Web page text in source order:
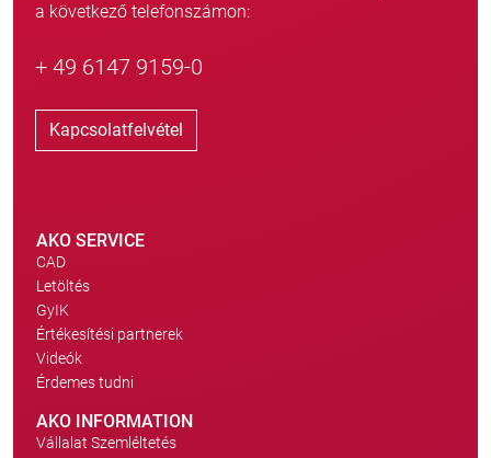
a következő telefonszámon:
+ 49 6147 9159-0
Kapcsolatfelvétel
AKO SERVICE
CAD
Letöltés
GyIK
Értékesítési partnerek
Videók
Érdemes tudni
AKO INFORMATION
Vállalat Szemléltetés